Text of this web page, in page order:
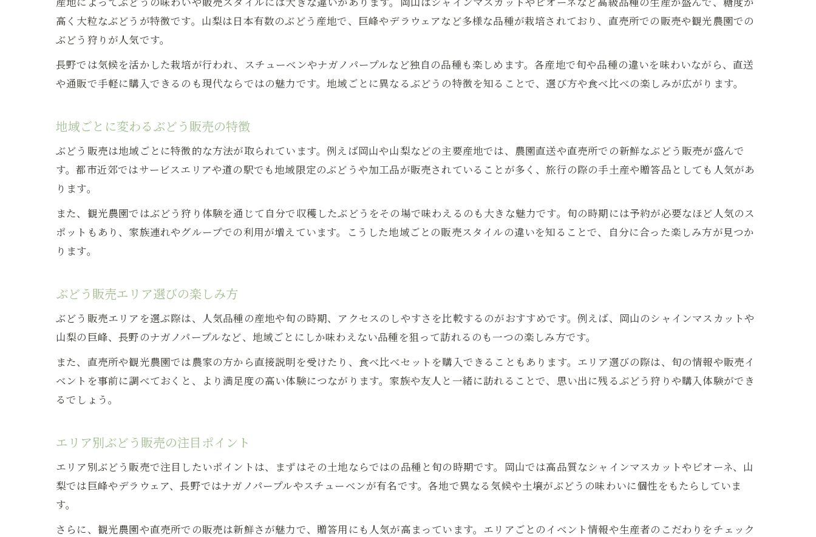
ぶどう販売で知る地域ごとの特徴解説
地域特性を活かすぶどう販売の選び方
ぶどう販売で賢く選ぶ地域別ポイント
エリア別ぶどう販売で見つける旬品種
ぶどう販売の品種選びはエリアが決め手
ぶどう販売で注目のエリア別品種比較
エリア別ぶどう販売で人気品種を探す
ぶどう販売で比較する産地別の特徴分析
産地比較が叶えるぶどう販売の選択眼
ぶどう販売の産地ごと新常識を解説
高く大粒なぶどうが特徴です。山梨は日本有数のぶどう産地で、巨峰やデラウェアなど多様な品種が栽培されており、直売所での販売や観光農園での
ぶどう狩りが人気です。
長野では気候を活かした栽培が行われ、スチューベンやナガノパープルなど独自の品種も楽しめます。各産地で旬や品種の違いを味わいながら、直送
や通販で手軽に購入できるのも現代ならではの魅力です。地域ごとに異なるぶどうの特徴を知ることで、選び方や食べ比べの楽しみが広がります。
地域ごとに変わるぶどう販売の特徴
ぶどう販売は地域ごとに特徴的な方法が取られています。例えば岡山や山梨などの主要産地では、農園直送や直売所での新鮮なぶどう販売が盛んで
す。都市近郊ではサービスエリアや道の駅でも地域限定のぶどうや加工品が販売されていることが多く、旅行の際の手土産や贈答品としても人気があ
ります。
また、観光農園ではぶどう狩り体験を通じて自分で収穫したぶどうをその場で味わえるのも大きな魅力です。旬の時期には予約が必要なほど人気のス
ポットもあり、家族連れやグループでの利用が増えています。こうした地域ごとの販売スタイルの違いを知ることで、自分に合った楽しみ方が見つか
ります。
ぶどう販売エリア選びの楽しみ方
ぶどう販売エリアを選ぶ際は、人気品種の産地や旬の時期、アクセスのしやすさを比較するのがおすすめです。例えば、岡山のシャインマスカットや
山梨の巨峰、長野のナガノパープルなど、地域ごとにしか味わえない品種を狙って訪れるのも一つの楽しみ方です。
また、直売所や観光農園では農家の方から直接説明を受けたり、食べ比べセットを購入できることもあります。エリア選びの際は、旬の情報や販売イ
ベントを事前に調べておくと、より満足度の高い体験につながります。家族や友人と一緒に訪れることで、思い出に残るぶどう狩りや購入体験ができ
るでしょう。
エリア別ぶどう販売の注目ポイント
エリア別ぶどう販売で注目したいポイントは、まずはその土地ならではの品種と旬の時期です。岡山では高品質なシャインマスカットやピオーネ、山
梨では巨峰やデラウェア、長野ではナガノパープルやスチューベンが有名です。各地で異なる気候や土壌がぶどうの味わいに個性をもたらしていま
す。
さらに、観光農園や直売所での販売は新鮮さが魅力で、贈答用にも人気が高まっています。エリアごとのイベント情報や生産者のこだわりをチェック